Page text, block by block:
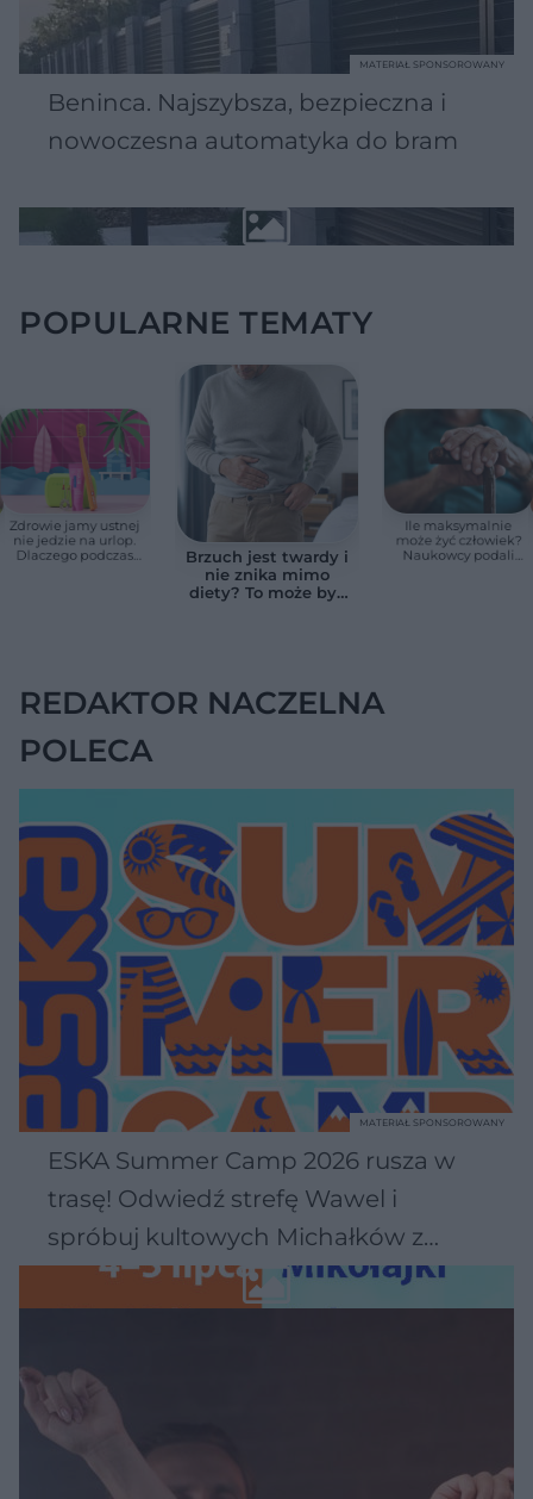
Beninca. Najszybsza, bezpieczna i
nowoczesna automatyka do bram
MATERIAŁ SPONSOROWANY
POPULARNE TEMATY
Zdrowie jamy ustnej
nie jedzie na urlop.
Dlaczego podczas
Brzuch jest twardy i
nie znika mimo
diety? To może być
Ile maksymalnie
może żyć człowiek?
Naukowcy podali
REDAKTOR NACZELNA
POLECA
ESKA Summer Camp 2026 rusza w
trasę! Odwiedź strefę Wawel i
spróbuj kultowych Michałków z
Wawelu
MATERIAŁ SPONSOROWANY